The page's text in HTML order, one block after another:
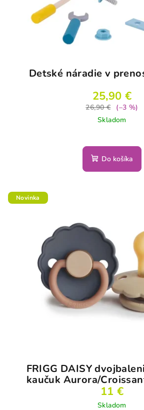
Detské náradie v
25,90 €
26,90 €
(–3 %)
Skladom
Do košíka
Novinka
FRIGG DAISY
kaučuk Aurora/
11 €
Skladom